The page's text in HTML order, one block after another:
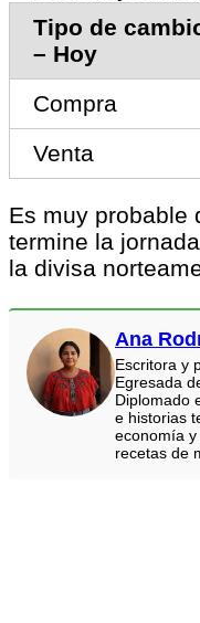
Tipo de
– Hoy
Compra
Venta
Es muy probable
termine la
la divisa
Ana
Escritora y
Egresada
Diplomado
e historias
economía y
recetas de